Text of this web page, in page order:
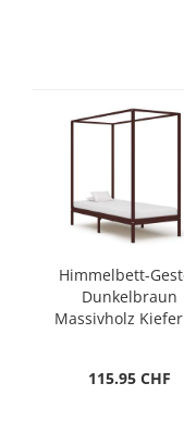
Himmelbett-
Dunkelbraun
Massivholz
115.95 CHF